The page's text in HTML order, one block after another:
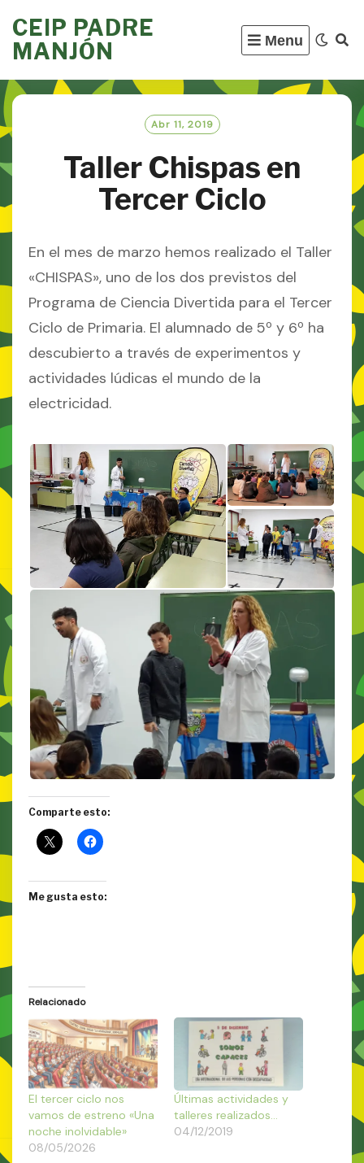
to
content
CEIP PADRE
MANJÓN
Menu
Abr 11, 2019
Taller Chispas en
Tercer Ciclo
En el mes de marzo hemos realizado el Taller
«CHISPAS», uno de los dos previstos del
Programa de Ciencia Divertida para el Tercer
Ciclo de Primaria. El alumnado de 5º y 6º ha
descubierto a través de experimentos y
actividades lúdicas el mundo de la
electricidad.
Comparte esto:
Me gusta esto:
Relacionado
El tercer ciclo nos
vamos de estreno «Una
noche inolvidable»
08/05/2026
Últimas actividades y
talleres realizados…
04/12/2019